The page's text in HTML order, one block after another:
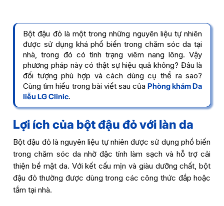
Bột đậu đỏ là một trong những nguyên liệu tự nhiên
được sử dụng khá phổ biến trong chăm sóc da tại
nhà, trong đó có tình trạng viêm nang lông. Vậy
phương pháp này có thật sự hiệu quả không? Đâu là
đối tượng phù hợp và cách dùng cụ thể ra sao?
Cùng tìm hiểu trong bài viết sau củaPhòng khám Da
liễu LG Clinic.
Lợi ích của bột đậu đỏ với làn da
Bột đậu đỏ là nguyên liệu tự nhiên được sử dụng phổ biến
trong chăm sóc da nhờ đặc tính làm sạch và hỗ trợ cải
thiện bề mặt da. Với kết cấu mịn và giàu dưỡng chất, bột
đậu đỏ thường được dùng trong các công thức đắp hoặc
tắm tại nhà.